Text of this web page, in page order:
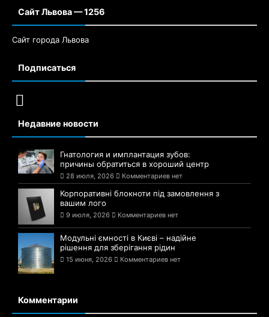
Сайт Львова — 1256
Сайт города Львова
Подписаться
Недавние новости
Гнатология и имплантация зубов:
причины обратиться в хороший центр
28 июля, 2026 Комментариев нет
Корпоративні блокноти під замовлення з
вашим лого
9 июля, 2026 Комментариев нет
Модульні ємності в Києві – надійне
рішення для зберігання рідин
15 июня, 2026 Комментариев нет
Комментарии